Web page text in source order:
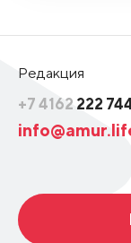
Редакция
+7 4162 222